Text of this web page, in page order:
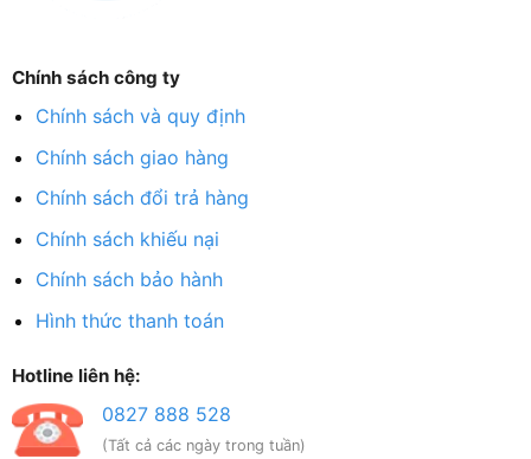
Chính sách công ty
Chính sách và quy định
Chính sách giao hàng
Chính sách đổi trả hàng
Chính sách khiếu nại
Chính sách bảo hành
Hình thức thanh toán
Hotline liên hệ:
0827 888 528
(Tất cả các ngày trong tuần)